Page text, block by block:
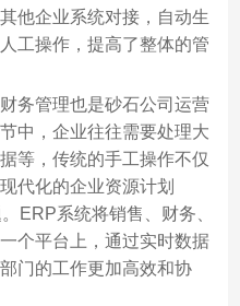
他企业系统对接，自动生
工操作，提高了整体的管
务管理也是砂石公司运营
中，企业往往需要处理大
等，传统的手工操作不仅
代化的企业资源计划
ERP系统将销售、财务、
个平台上，通过实时数据
门的工作更加高效和协